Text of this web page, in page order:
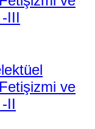
III
ve
II